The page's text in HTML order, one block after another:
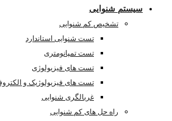
سیستم شنوایی
تشخیص کم شنوایی
تست شنوایی استاندارد
تست تمپانومتری
تست های فیزیولوژی
تست های فیزیولوژیک و
غربالگری شنوایی
راه حل های کم شنوایی